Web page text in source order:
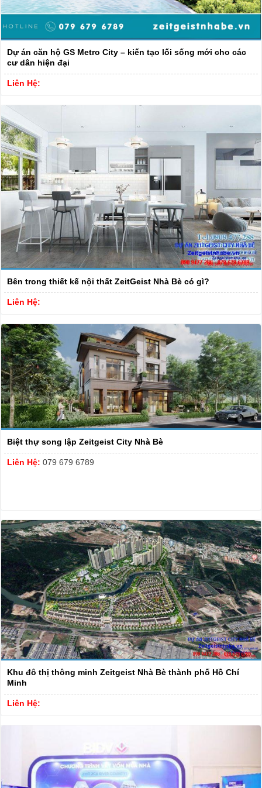
Dự án căn hộ GS Metro City – kiến tạo lối sống mới cho các
cư dân hiện đại
Liên Hệ:
Bên trong thiết kế nội thất ZeitGeist Nhà Bè có gì?
Liên Hệ:
Biệt thự song lập Zeitgeist City Nhà Bè
Liên Hệ: 079 679 6789
Khu đô thị thông minh Zeitgeist Nhà Bè thành phố Hồ Chí
Minh
Liên Hệ: